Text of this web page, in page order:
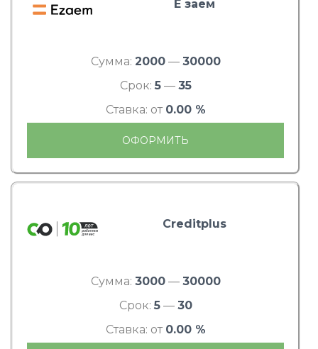
Е заем
Сумма: 2000— 30000
Срок: 5— 35
Ставка: от 0.00 %
ОФОРМИТЬ
Creditplus
Сумма: 3000— 30000
Срок: 5— 30
Ставка: от 0.00 %